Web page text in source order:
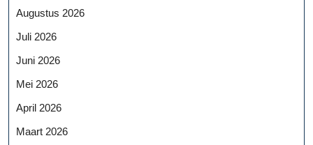
Augustus 2026
Juli 2026
Juni 2026
Mei 2026
April 2026
Maart 2026